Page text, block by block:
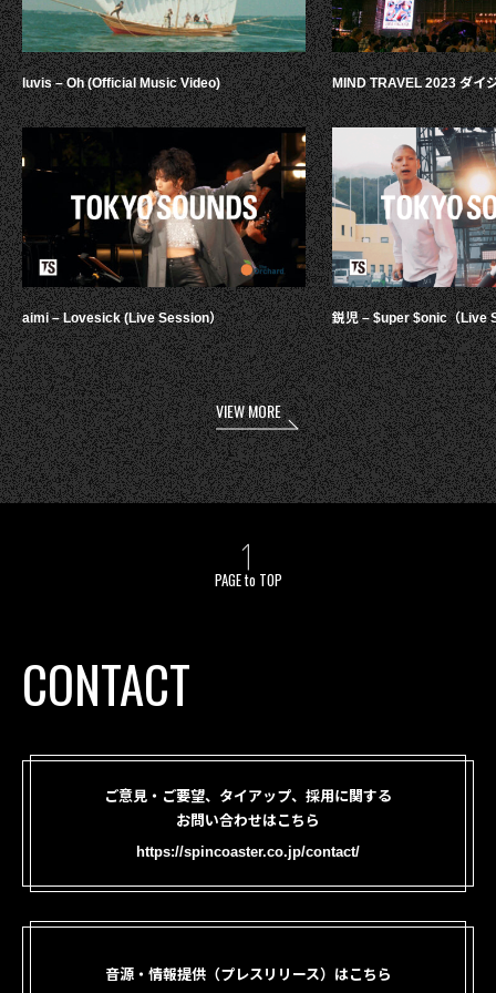
luvis – Oh (Official Music Video)
aimi – Lovesick (Live Session）
MIND TRAVEL 2023 ダイ
鋭児 – $uper $onic（Live
VIEW MORE
PAGE to TOP
CONTACT
ご意見・ご要望、タイアップ、採用に関する
お問い合わせはこちら
https://spincoaster.co.jp/contact/
音源・情報提供（プレスリリース）はこちら